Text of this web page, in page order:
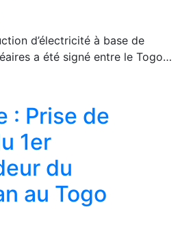
d’électricité à base de
a été signé entre le Togo…
: Prise de
1er
du
au Togo